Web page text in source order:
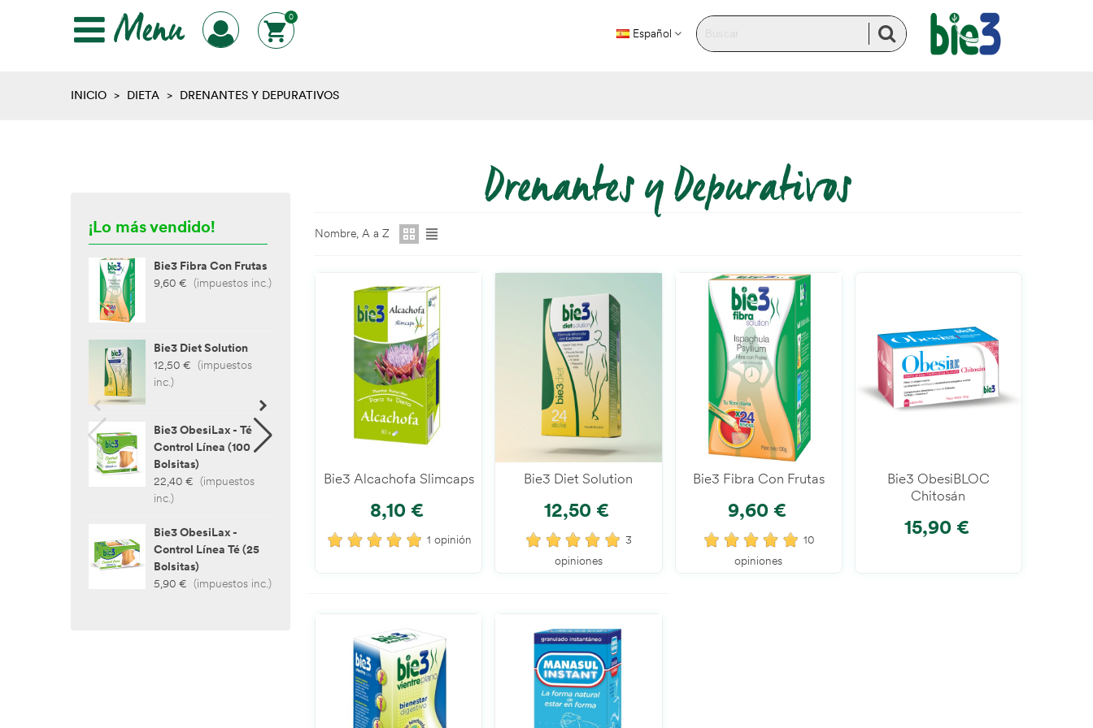
Menu 0
Español
INICIO > DIETA > DRENANTES Y DEPURATIVOS
¡Lo más vendido!
Bie3 Fibra Con Frutas
9,60 € (impuestos inc.)
Bie3 Diet Solution
12,50 € (impuestos
inc.)
Bie3 ObesiLax - Té
Control Línea (100
Bolsitas)
22,40 € (impuestos
inc.)
Bie3 ObesiLax -
Control Línea Té (25
Bolsitas)
5,90 € (impuestos inc.)
(impuestos inc.)
Bie3 Colageno Forte
25,00 € (impuestos
Bie3 Té De Frutas Del
Bie3 Regula Y Limpia
5,90 €
(impuestos inc.)
Drenantes y Depurativos
Nombre, A a Z
Añadir Al Carrito
Bie3 Alcachofa Slimcaps
8,10 €
1 opinión
Añadir Al Carrito
Bie3 Diet Solution
12,50 €
3
opiniones
Añadir Al Carrito
Bie3 Fibra Con Frutas
9,60 €
10
opiniones
Añadir Al Carrito
Bie3 ObesiBLOC
Chitosán
15,90 €